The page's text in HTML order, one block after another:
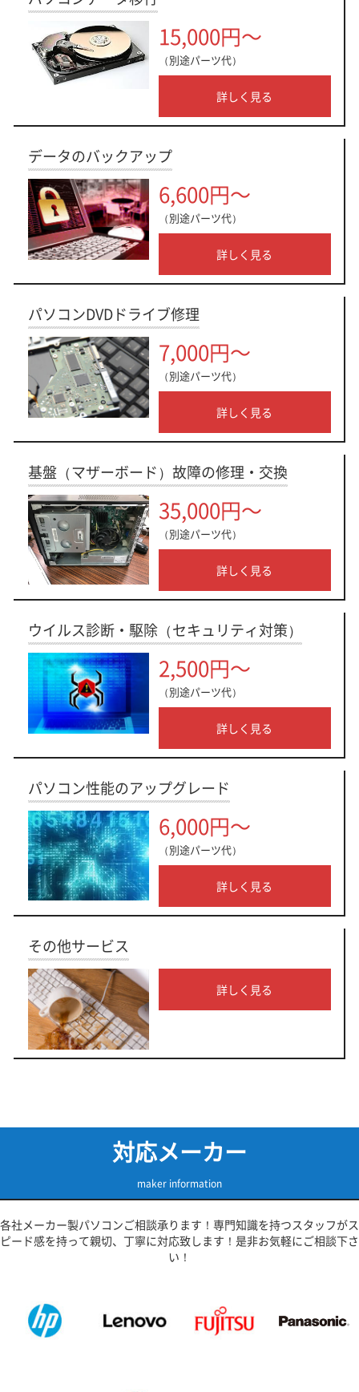
15,000円～
（別途パーツ代）
詳しく見る
データのバックアップ
6,600円～
（別途パーツ代）
詳しく見る
パソコンDVDドライブ修理
7,000円～
（別途パーツ代）
詳しく見る
基盤（マザーボード）故障の修理・交換
35,000円～
（別途パーツ代）
詳しく見る
ウイルス診断・駆除（セキュリティ対策）
2,500円～
（別途パーツ代）
詳しく見る
パソコン性能のアップグレード
6,000円～
（別途パーツ代）
詳しく見る
その他サービス
詳しく見る
対応メーカー
maker information
各社メーカー製パソコンご相談承ります！専門知識を持つスタッフがス
ピード感を持って親切、丁寧に対応致します！是非お気軽にご相談下さ
い！